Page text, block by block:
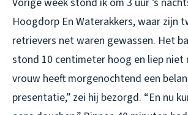
Hoogdorp En Waterakkers, waar zijn
retrievers net waren gewassen. Het
stond 10 centimeter hoog en liep niet
vrouw heeft morgenochtend een
presentatie,” zei hij bezorgd. “En nu